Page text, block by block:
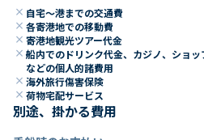
close 自宅～港までの交通費
close 各寄港地での移動費
close 寄港地観光ツアー代金
close 船内でのドリンク代金、カジノ、ショ
などの個人的諸費用
close 海外旅行傷害保険
close 荷物宅配サービス
別途、掛かる費用